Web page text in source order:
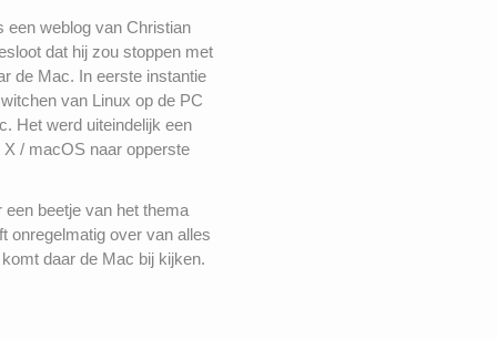
gaat. Dat is nog niet
niet beschikbaar.
alleen bedoeld is
je telefoon, maar er
zal gaan
syndroom. Het is
met een laptop op
wel weten te
nog in de
de enige andere op
een weblog van Christian
dat hij zou stoppen met
de Mac. In eerste instantie
van Linux op de PC
Het werd uiteindelijk een
/ macOS naar opperste
een beetje van het thema
onregelmatig over van alles
daar de Mac bij kijken.